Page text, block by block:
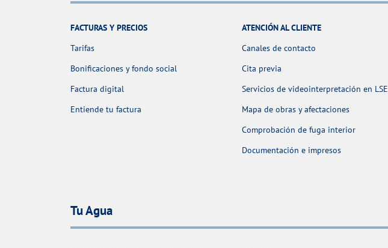
FACTURAS Y PRECIOS
Tarifas
Bonificaciones y fondo social
Factura digital
Entiende tu factura
ATENCIÓN AL CLIENTE
Canales de contacto
Cita previa
Servicios de videointerpretación en LSE
Mapa de obras y afectaciones
Comprobación de fuga interior
Documentación e impresos
Tu Agua